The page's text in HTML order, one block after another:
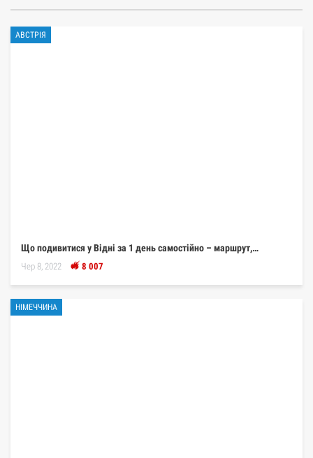
АВСТРІЯ
Що подивитися у Відні за 1 день самостійно – маршрут,…
Чер 8, 2022 8 007
НІМЕЧЧИНА